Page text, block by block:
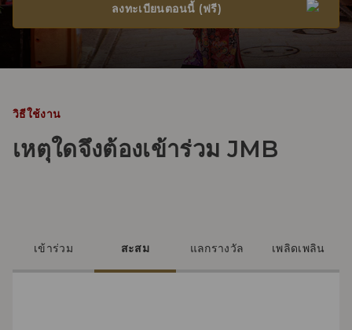
ลงทะเบียนตอนนี้ (ฟรี)
วิธีใช้งาน
เหตุใดจึงต้องเข้าร่วม JMB
เข้าร่วม สะสม แลกรางวัล เพลิดเพลิน